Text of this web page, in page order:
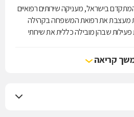
בישראל, מעניקה שירותים רפואיים
כללית מעצבת את רפואת המשפחה בקהילה
- מעל 100 שנות פעילות שבהן מובילה כללית את שירותי
קריאה